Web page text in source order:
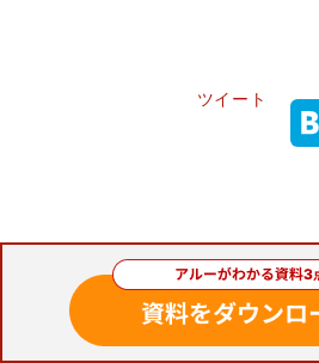
ツイート
おすすめセミナー